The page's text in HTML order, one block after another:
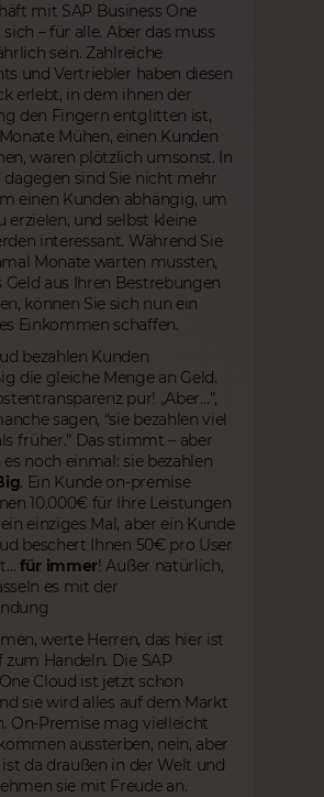
mit SAP Business One
– für alle. Aber das muss
sein. Zahlreiche
und Vertriebler haben diesen
erlebt, in dem ihnen der
den Fingern entglitten ist,
Mühen, einen Kunden
waren plötzlich umsonst. In
dagegen sind Sie nicht mehr
einen Kunden abhängig, um
erzielen, und selbst kleine
interessant. Während Sie
Monate warten mussten,
Geld aus Ihren Bestrebungen
können Sie sich nun ein
Einkommen schaffen.
bezahlen Kunden
die gleiche Menge an Geld.
pur! „Aber…”,
sagen, “sie bezahlen viel
früher.” Das stimmt – aber
noch einmal: sie bezahlen
. Ein Kunde on-premise
10.000€ für Ihre Leistungen
einziges Mal, aber ein Kunde
beschert Ihnen 50€ pro User
für immer! Außer natürlich,
es mit der
werte Herren, das hier ist
zum Handeln. Die SAP
Cloud ist jetzt schon
sie wird alles auf dem Markt
On-Premise mag vielleicht
aussterben, nein, aber
ist da draußen in der Welt und
sie mit Freude an.